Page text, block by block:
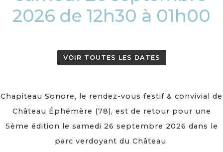
2026 de 12h30 à 01h00
VOIR TOUTES LES DATES
Chapiteau Sonore, le rendez-vous festif & convivial de
Château Éphémère (78), est de retour pour une
5ème édition le samedi 26 septembre 2026 dans le
parc verdoyant du Château.